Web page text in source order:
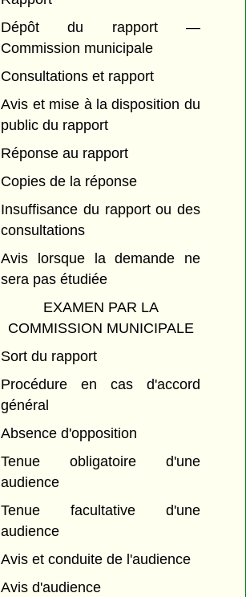
Dépôt du rapport —
Commission municipale
Consultations et rapport
Avis et mise à la disposition du
public du rapport
Réponse au rapport
Copies de la réponse
Insuffisance du rapport ou des
consultations
Avis lorsque la demande ne
sera pas étudiée
EXAMEN PAR LA
COMMISSION MUNICIPALE
Sort du rapport
Procédure en cas d'accord
général
Absence d'opposition
Tenue obligatoire d'une
audience
Tenue facultative d'une
audience
Avis et conduite de l'audience
Avis d'audience